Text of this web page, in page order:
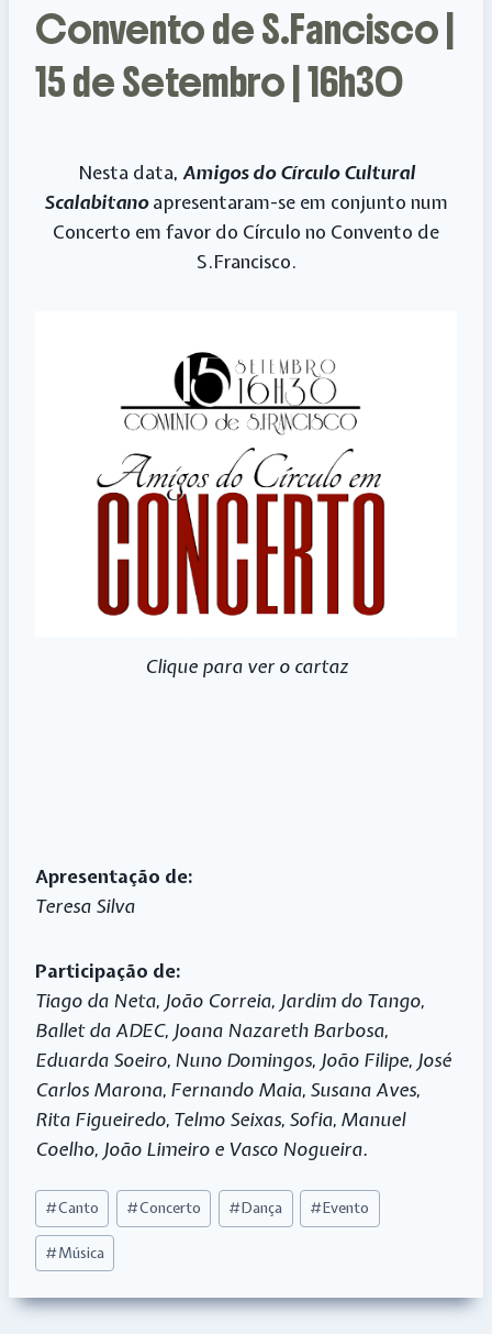
Convento de S.Fancisco |
15 de Setembro | 16h30
Nesta data, Amigos do Círculo Cultural
Scalabitanoapresentaram-se em conjunto num
Concerto em favor do Círculo no Convento de
S.Francisco.
Clique para ver o cartaz
Apresentação de:
Teresa Silva
Participação de:
Tiago da Neta, João Correia, Jardim do Tango,
Ballet da ADEC, Joana Nazareth Barbosa,
Eduarda Soeiro, Nuno Domingos, João Filipe, José
Carlos Marona, Fernando Maia, Susana Aves,
Rita Figueiredo, Telmo Seixas, Sofia, Manuel
Coelho, João Limeiro e Vasco Nogueira.
Post
Tags:
#Canto #Concerto #Dança #Evento
#Música